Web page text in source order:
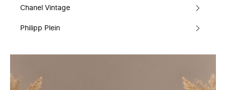
Chanel Vintage
Philipp Plein